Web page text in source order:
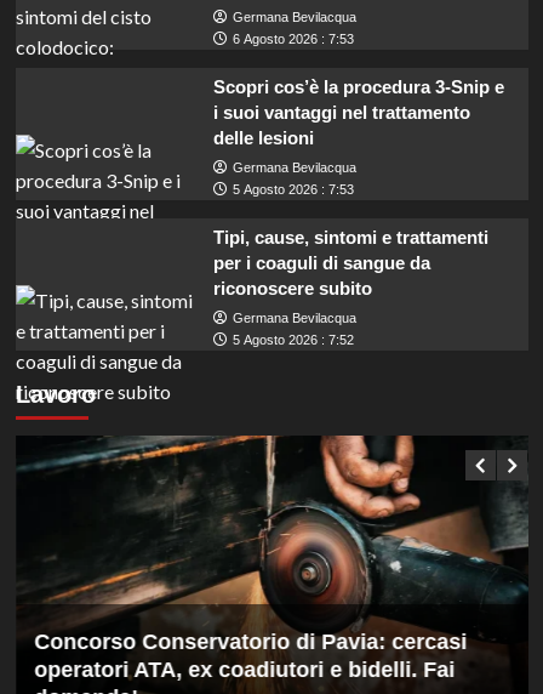
Germana Bevilacqua
6 Agosto 2026 : 7:53
Scopri cos’è la procedura 3-Snip e
i suoi vantaggi nel trattamento
delle lesioni
Germana Bevilacqua
5 Agosto 2026 : 7:53
Tipi, cause, sintomi e trattamenti
per i coaguli di sangue da
riconoscere subito
Germana Bevilacqua
5 Agosto 2026 : 7:52
Lavoro
Concorso Conservatorio di Pavia: cercasi
operatori ATA, ex coadiutori e bidelli. Fai